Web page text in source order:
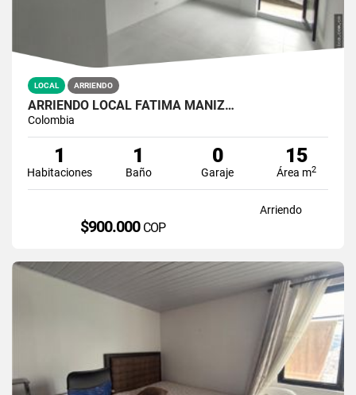
LOCAL ARRIENDO
ARRIENDO LOCAL FATIMA MANIZ…
Colombia
1
Habitaciones
1
Baño
0
Garaje
15
Área m2
Arriendo
$900.000 COP